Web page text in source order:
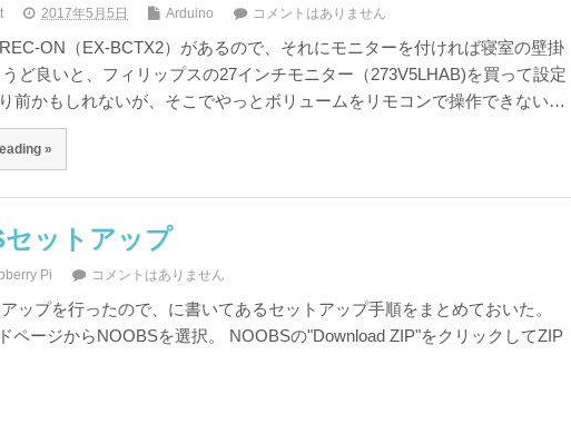
2017年5月5日 Arduino コメントはありません
ON（EX-BCTX2）があるので、それにモニターを付ければ寝室の壁掛
ど良いと、フィリップスの27インチモニター（273V5LHAB)を買って設定
前かもしれないが、そこでやっとボリュームをリモコンで操作できない…
»
ットアップ
Pi コメントはありません
ップを行ったので、に書いてあるセットアップ手順をまとめておいた。
ページからNOOBSを選択。 NOOBSの"Download ZIP"をクリックしてZIP